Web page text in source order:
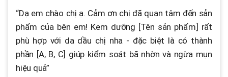
“Dạ em chào chị ạ. Cảm ơn chị đã quan tâm đến sản
phẩm của bên em! Kem dưỡng [Tên sản phẩm] rất
phù hợp với da dầu chị nha - đặc biệt là có thành
phần [A, B, C] giúp kiểm soát bã nhờn và ngừa mụn
hiệu quả”